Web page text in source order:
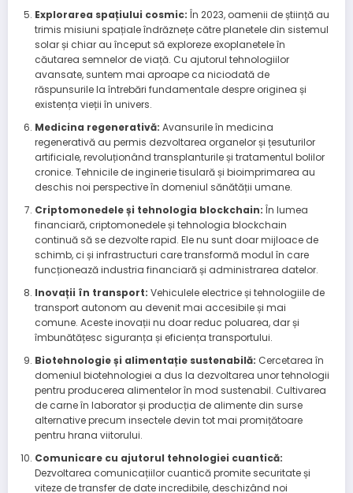
Explorarea spațiului cosmic: În 2023, oamenii de știință au
trimis misiuni spațiale îndrăznețe către planetele din sistemul
solar și chiar au început să exploreze exoplanetele în
căutarea semnelor de viață. Cu ajutorul tehnologiilor
avansate, suntem mai aproape ca niciodată de
răspunsurile la întrebări fundamentale despre originea și
existența vieții în univers.
Medicina regenerativă: Avansurile în medicina
regenerativă au permis dezvoltarea organelor și țesuturilor
artificiale, revoluționând transplanturile și tratamentul bolilor
cronice. Tehnicile de inginerie tisulară și bioimprimarea au
deschis noi perspective în domeniul sănătății umane.
Criptomonedele și tehnologia blockchain: În lumea
financiară, criptomonedele și tehnologia blockchain
continuă să se dezvolte rapid. Ele nu sunt doar mijloace de
schimb, ci și infrastructuri care transformă modul în care
funcționează industria financiară și administrarea datelor.
Inovații în transport: Vehiculele electrice și tehnologiile de
transport autonom au devenit mai accesibile și mai
comune. Aceste inovații nu doar reduc poluarea, dar și
îmbunătățesc siguranța și eficiența transportului.
Biotehnologie și alimentație sustenabilă: Cercetarea în
domeniul biotehnologiei a dus la dezvoltarea unor tehnologii
pentru producerea alimentelor în mod sustenabil. Cultivarea
de carne în laborator și producția de alimente din surse
alternative precum insectele devin tot mai promițătoare
pentru hrana viitorului.
Comunicare cu ajutorul tehnologiei cuantică:
Dezvoltarea comunicațiilor cuantică promite securitate și
viteze de transfer de date incredibile, deschizând noi